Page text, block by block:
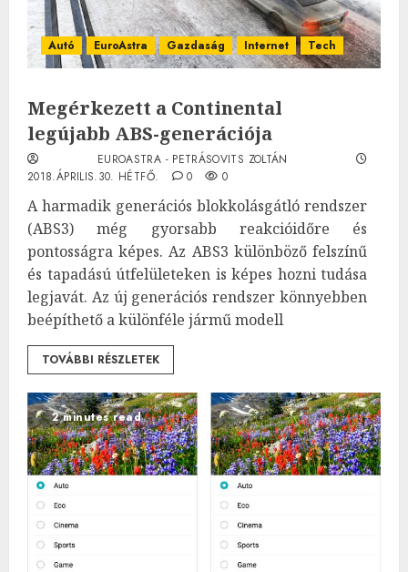
Autó EuroAstra Gazdaság Internet Tech
Megérkezett a Continental
legújabb ABS-generációja
EUROASTRA - PETRÁSOVITS ZOLTÁN
2018.ÁPRILIS.30. HÉTFŐ.
0 0
A harmadik generációs blokkolásgátló rendszer
(ABS3) még gyorsabb reakcióidőre és
pontosságra képes. Az ABS3 különböző felszínű
és tapadású útfelületeken is képes hozni tudása
legjavát. Az új generációs rendszer könnyebben
beépíthető a különféle jármű modell
TOVÁBBI RÉSZLETEK
2 minutes read